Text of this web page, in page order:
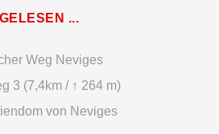
...
Weg Neviges
3 (7,4km / ↑ 264 m)
von Neviges